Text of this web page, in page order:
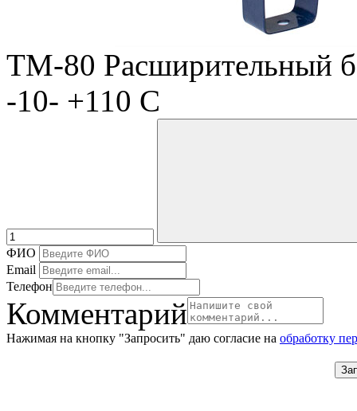
ТM-80 Расширительный
-10- +110 С
ФИО
Email
Телефон
Комментарий
Нажимая на кнопку "Запросить" даю согласие на обработку